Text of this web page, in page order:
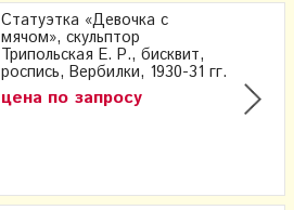
Статуэтка «Девочка с
мячом», скульптор
Трипольская Е. Р., бисквит,
роспись, Вербилки, 1930-31 гг.
цена по запросу